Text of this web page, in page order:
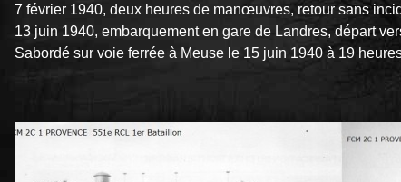
7 février 1940, deux heures de manœuvres, retour sans
13 juin 1940, embarquement en gare de Landres, départ
Sabordé sur voie ferrée à Meuse le 15 juin 1940 à 19